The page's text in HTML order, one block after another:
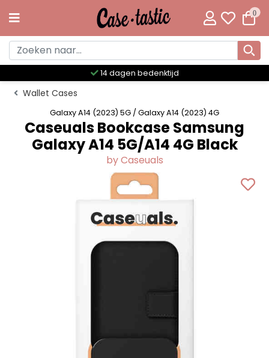
0
Meer dan 300 unieke designs
Wallet Cases
Galaxy A14 (2023) 5G / Galaxy A14 (2023) 4G
Caseuals Bookcase Samsung
Galaxy A14 5G/A14 4G Black
by Caseuals